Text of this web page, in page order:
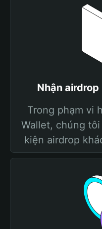
Nhận airdrop
Trong phạm vi
Wallet, chúng
kiện airdrop